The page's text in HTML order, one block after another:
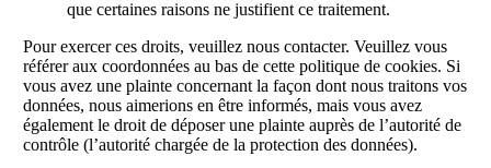
que certaines raisons ne justifient ce traitement.
Pour exercer ces droits, veuillez nous contacter. Veuillez vous
référer aux coordonnées au bas de cette politique de cookies. Si
vous avez une plainte concernant la façon dont nous traitons vos
données, nous aimerions en être informés, mais vous avez
également le droit de déposer une plainte auprès de l’autorité de
contrôle (l’autorité chargée de la protection des données).